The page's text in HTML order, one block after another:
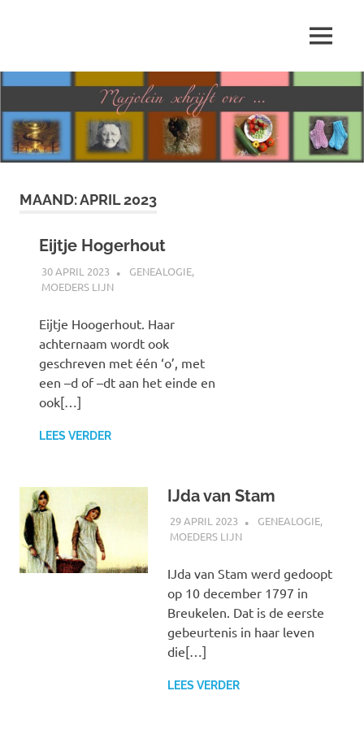
inhoud
schrijft
over
…
MENU
MAAND:APRIL 2023
Eijtje Hogerhout
30 APRIL 2023 MARJOLEIN
GENEALOGIE,
MOEDERS LIJN
Eijtje Hoogerhout. Haar
achternaam wordt ook
geschreven met één ‘o’, met
een –d of –dt aan het einde en
ook[…]
LEES VERDER
IJda van Stam
29 APRIL 2023 MARJOLEIN
GENEALOGIE,
MOEDERS LIJN
IJda van Stam werd gedoopt
op 10 december 1797 in
Breukelen. Dat is de eerste
gebeurtenis in haar leven
die[…]
LEES VERDER